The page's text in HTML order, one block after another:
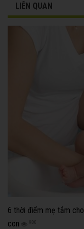
LIÊN QUAN
6 thời điểm mẹ tắm
con
980